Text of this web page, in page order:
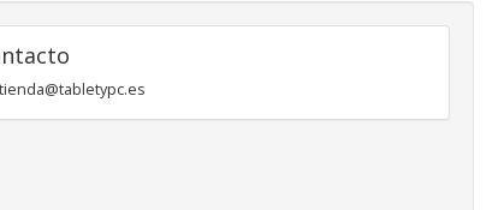
tienda@tabletypc.es